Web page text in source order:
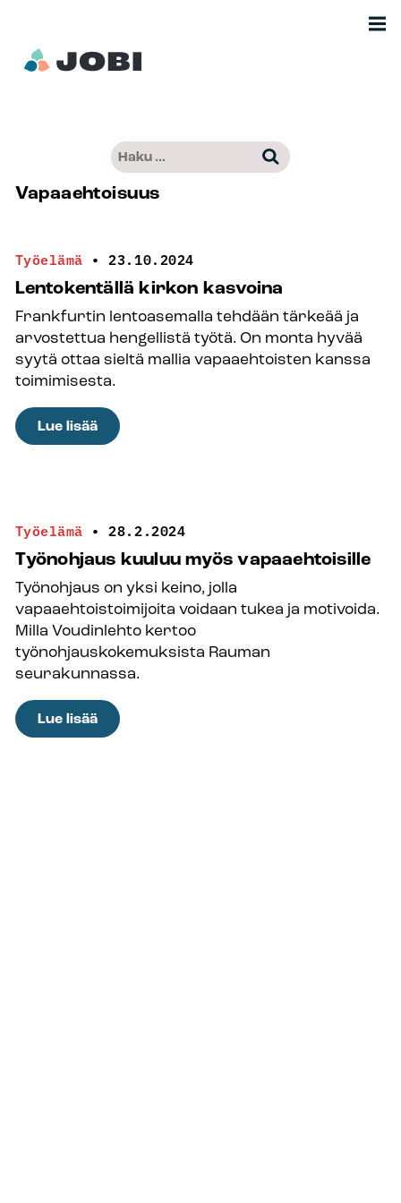
Haku:
Kun tuloksia tulee, voit selata niitä
Jobimedia
Vapaaehtoisuus
Työelämä • 23.10.2024
Lentokentällä kirkon kasvoina
Frankfurtin lentoasemalla tehdään tärkeää ja
arvostettua hengellistä työtä. On monta hyvää
syytä ottaa sieltä mallia vapaaehtoisten kanssa
toimimisesta.
Lue lisää:
Lentokentällä
Työelämä • 28.2.2024
Työnohjaus kuuluu myös vapaaehtoisille
Työnohjaus on yksi keino, jolla
vapaaehtoistoimijoita voidaan tukea ja motivoida.
Milla Voudinlehto kertoo
työnohjauskokemuksista Rauman
seurakunnassa.
Lue lisää:
Työnohjaus